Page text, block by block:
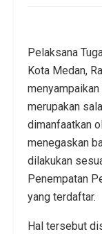
Pelaksana
Kota Medan,
merupakan
dimanfaatkan
menegaskan
dilakukan
Penempatan
yang terdaftar.
Hal tersebut